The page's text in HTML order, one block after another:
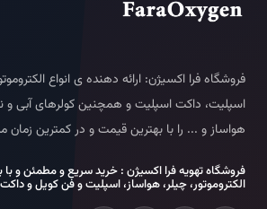
فروشگاه فرا اکسیژن: ارائه دهنده ی انواع
اسپلیت، داکت اسپلیت و همچنین کولرهای آبی و
هواساز و ... را با بهترین قیمت و در کمترین زمان
فروشگاه تهویه فرا اکسیژن : خرید سریع و مطمئن و با
الکتروموتور، چیلر، هواساز، اسپلیت و فن کویل و